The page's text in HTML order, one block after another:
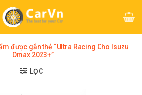
được gắn thẻ “Ultra Racing Cho Isuzu
Dmax 2023+”
LỌC